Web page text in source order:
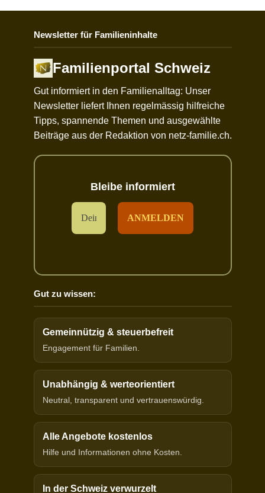
Newsletter für Familieninhalte
Familienportal Schweiz
Gut informiert in den Familienalltag: Unser
Newsletter liefert Ihnen regelmässig hilfreiche
Tipps, spannende Themen und ausgewählte
Beiträge aus der Redaktion von netz-familie.ch.
Bleibe informiert
Gut zu wissen:
Gemeinnützig & steuerbefreit
Engagement für Familien.
Unabhängig & werteorientiert
Neutral, transparent und vertrauenswürdig.
Alle Angebote kostenlos
Hilfe und Informationen ohne Kosten.
In der Schweiz verwurzelt